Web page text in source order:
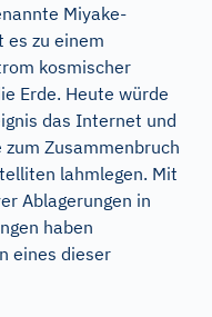
Miyake-
es zu einem
kosmischer
Erde. Heute würde
das Internet und
Zusammenbruch
lahmlegen. Mit
Ablagerungen in
haben
eines dieser